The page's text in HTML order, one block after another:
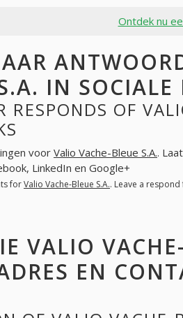
Ontdek nu
IN SOCIALE
RESPONDS OF
voorValio Vache-Bleue S.A..
LinkedIn en Google+
forValio Vache-Bleue S.A.. Leave a
VALIO
EN